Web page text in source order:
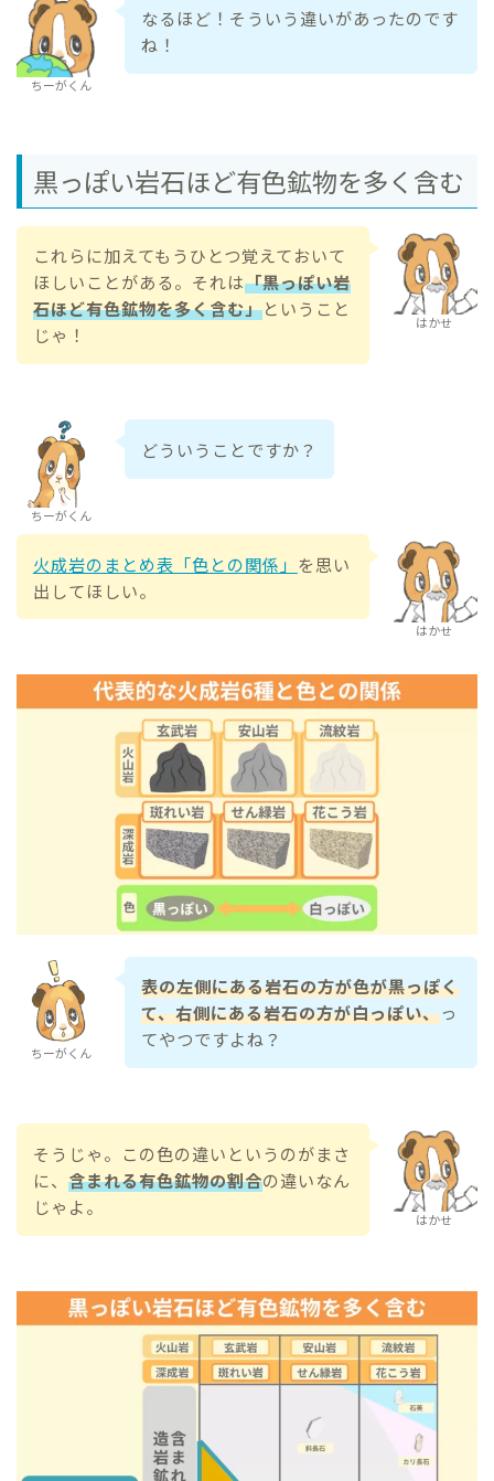
ちーがくん
なるほど！そういう違いがあったのです
ね！
黒っぽい岩石ほど有色鉱物を多く含む
はかせ
これらに加えてもうひとつ覚えておいて
ほしいことがある。それは「黒っぽい岩
石ほど有色鉱物を多く含む」ということ
じゃ！
ちーがくん
どういうことですか？
はかせ
火成岩のまとめ表「色との関係」 を思い
出してほしい。
ちーがくん
表の左側にある岩石の方が色が黒っぽく
て、右側にある岩石の方が白っぽい、っ
てやつですよね？
はかせ
そうじゃ。この色の違いというのがまさ
に、 含まれる有色鉱物の割合の違いなん
じゃよ。